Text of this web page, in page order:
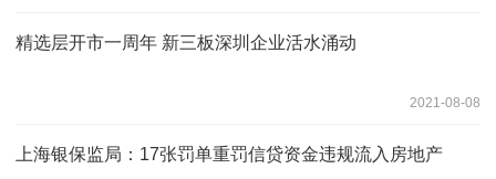
精选层开市一周年 新三板深圳企业活水涌动
2021-08-08
上海银保监局：17张罚单重罚信贷资金违规流入房地产